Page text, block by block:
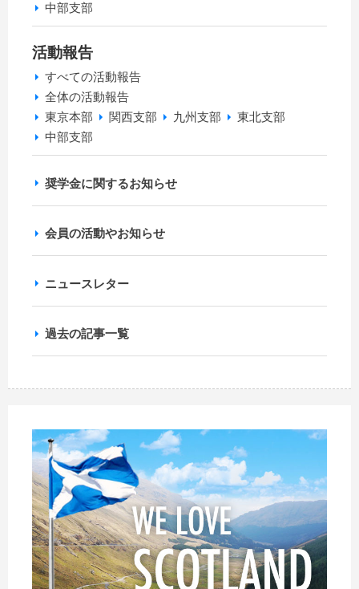
中部支部
活動報告
すべての活動報告
全体の活動報告
東京本部
関西支部 九州支部
東北支部
中部支部
奨学金に関するお知らせ
会員の活動やお知らせ
ニュースレター
過去の記事一覧